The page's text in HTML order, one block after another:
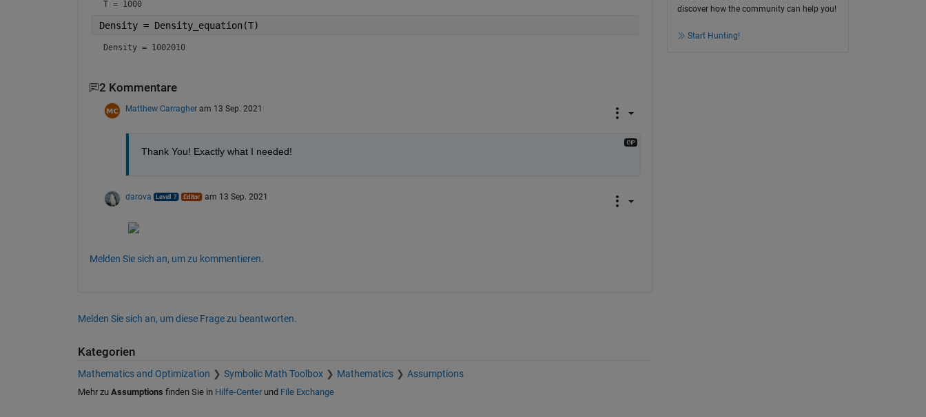
T = 1000
Density = Density_equation(T)
Density = 1002010
2 Kommentare
Matthew Carragher am 13 Sep. 2021
Thank You! Exactly what I needed!
darova am 13 Sep. 2021
Melden Sie sich an, um zu kommentieren.
Melden Sie sich an, um diese Frage zu beantworten.
Kategorien
Mathematics and Optimization Symbolic Math Toolbox Mathematics Assumptions
Mehr zu Assumptions finden Sie in Hilfe-Centerund File Exchange
discover how the community can help you!
Start Hunting!